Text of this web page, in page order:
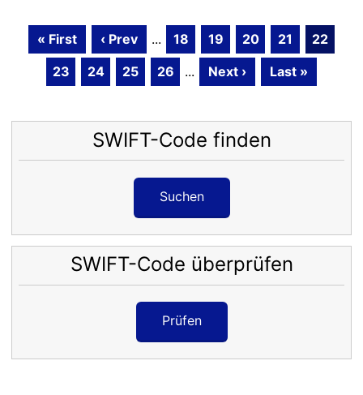
« First ‹ Prev ... 18 19 20 21
22
23
24 25 26 ... Next › Last »
SWIFT-Code finden
Suchen
SWIFT-Code überprüfen
Prüfen